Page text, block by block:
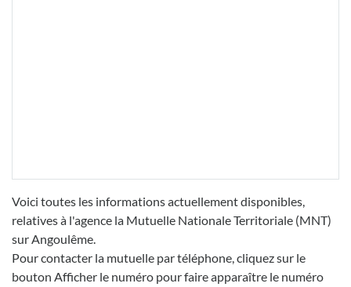
Voici toutes les informations actuellement disponibles,
relatives à l'agence la Mutuelle Nationale Territoriale (MNT)
sur Angoulême.
Pour contacter la mutuelle par téléphone, cliquez sur le
bouton Afficher le numéro pour faire apparaître le numéro